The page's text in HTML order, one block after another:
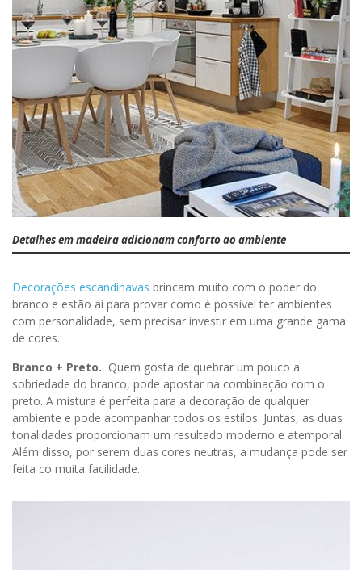
Detalhes em madeira adicionam conforto ao ambiente
Decorações escandinavas brincam muito com o poder do
branco e estão aí para provar como é possível ter ambientes
com personalidade, sem precisar investir em uma grande gama
de cores.
Branco + Preto. Quem gosta de quebrar um pouco a
sobriedade do branco, pode apostar na combinação com o
preto. A mistura é perfeita para a decoração de qualquer
ambiente e pode acompanhar todos os estilos. Juntas, as duas
tonalidades proporcionam um resultado moderno e atemporal.
Além disso, por serem duas cores neutras, a mudança pode ser
feita co muita facilidade.